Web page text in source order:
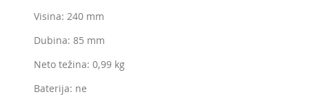
Visina: 240 mm
Dubina: 85 mm
Neto težina: 0,99 kg
Baterija: ne